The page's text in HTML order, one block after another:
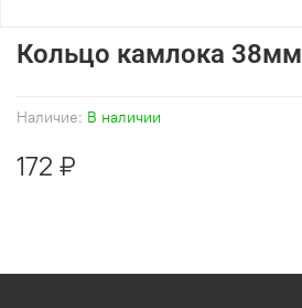
Наличие: В наличии
Кольцо камлока 38мм
172 ₽